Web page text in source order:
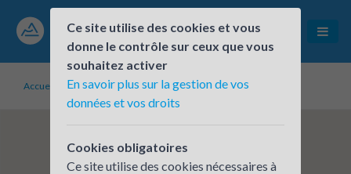
Accueil Établissements inscrits VERKOR
Ce site utilise des cookies et vous
donne le contrôle sur ceux que vous
souhaitez activer
En savoir plus sur la gestion de vos
données et vos droits
Cookies obligatoires
Ce site utilise des cookies nécessaires à